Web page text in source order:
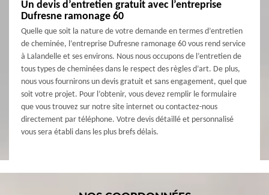
Un devis d’entretien gratuit avec l’entreprise
Dufresne ramonage 60
Quelle que soit la nature de votre demande en termes d’entretien
de cheminée, l’entreprise Dufresne ramonage 60 vous rend service
à Lalandelle et ses environs. Nous nous occupons de l’entretien de
tous types de cheminées dans le respect des règles d’art. De plus,
nous vous fournirons un devis gratuit et sans engagement, quel que
soit votre projet. Pour l’obtenir, vous devez remplir le formulaire
que vous trouvez sur notre site internet ou contactez-nous
directement par téléphone. Votre devis détaillé et personnalisé
vous sera établi dans les plus brefs délais.